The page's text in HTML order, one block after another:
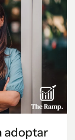
adoptar